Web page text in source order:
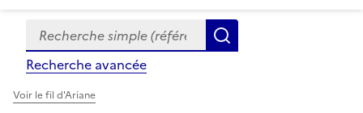
Formulaire
de
recherche
Recherche simple (références, mots clés, partie du
Recherche avancée
Voir le fil d'Ariane